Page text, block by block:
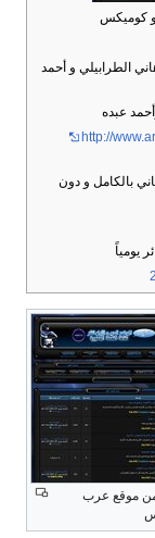
كوميكس
هاني الطرابيلي و أحمد
عبده
http://
بالكامل و دون
موقع عرب